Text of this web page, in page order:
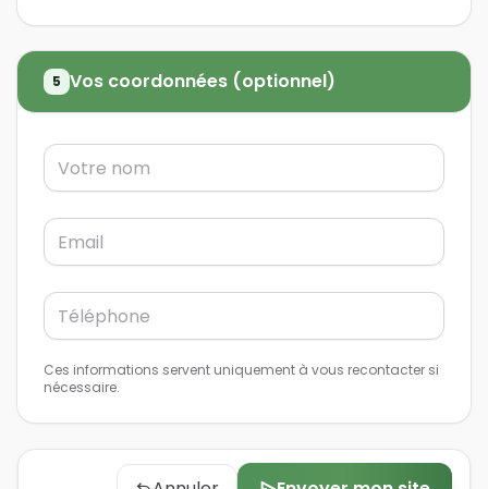
5 Vos coordonnées (optionnel)
Ces informations servent uniquement à vous recontacter si
nécessaire.